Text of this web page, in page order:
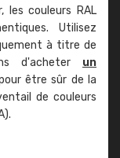
les couleurs RAL
Utilisez
à titre de
d'acheter un
être sûr de la
de couleurs